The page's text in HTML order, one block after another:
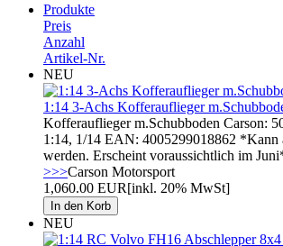
Produkte
Preis
Anzahl
Artikel-Nr.
NEU
1:14 3-Achs Kofferauflieger
Kofferauflieger m.Schubboden Carson:
1:14, 1/14 EAN: 4005299018862 *Kann
werden. Erscheint voraussichtlich im
>>>Carson Motorsport
1,060.00 EUR[inkl. 20% MwSt]
NEU